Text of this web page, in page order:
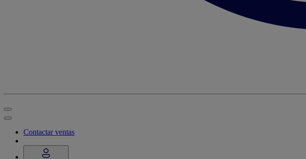
Contactar ventas